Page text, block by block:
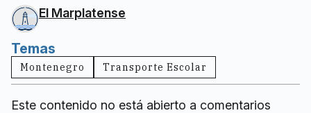
El Marplatense
Temas
Montenegro Transporte Escolar
Este contenido no está abierto a comentarios